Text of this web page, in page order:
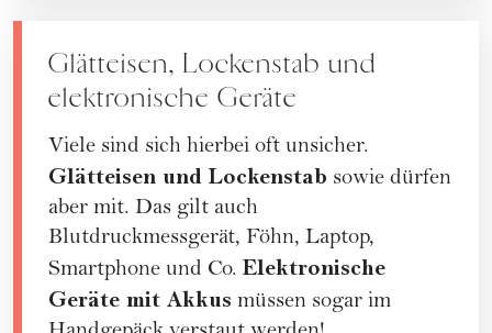
Glätteisen, Lockenstab und
elektronische Geräte
Viele sind sich hierbei oft unsicher.
Glätteisen und Lockenstab sowie dürfen
aber mit. Das gilt auch
Blutdruckmessgerät, Föhn, Laptop,
Smartphone und Co. Elektronische
Geräte mit Akkus müssen sogar im